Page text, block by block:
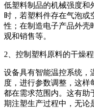
低塑料制品的机械强度和
时，若塑料件存在气泡或
性；在制造电子产品外壳
观和销售等。
2、控制塑料原料的干燥
设备具有智能温控系统，
度，进行参数调整，这样
都在需求范围内。这有助
期注塑生产过程中，无论